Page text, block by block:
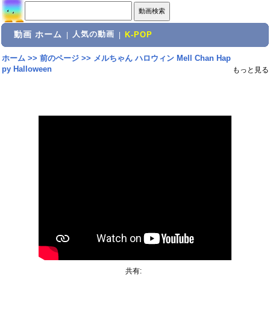
動画 ホーム 人気の動画 K-POP
ホーム>> 前のページ>> メルちゃん ハロウィン Mell Chan Hap
py Halloween
もっと見る
共有: